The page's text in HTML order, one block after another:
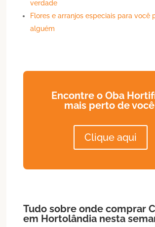
verdade
Flores e arranjos especiais para você
alguém
Encontre o Oba
mais perto de
Clique aqui
Tudo sobre onde comprar
em Hortolândia nesta